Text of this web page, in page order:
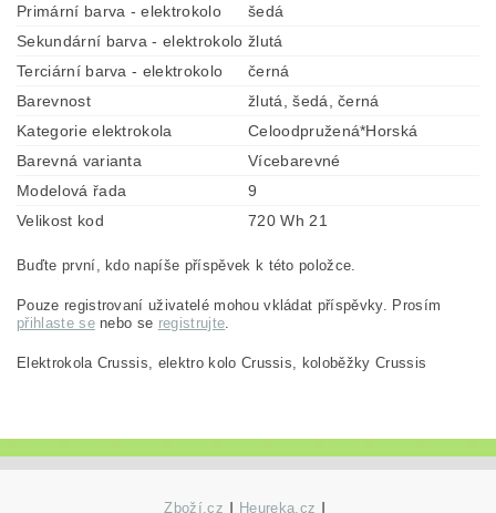
Primární barva - elektrokolo
šedá
Sekundární barva - elektrokolo žlutá
Terciární barva - elektrokolo
černá
Barevnost
žlutá, šedá, černá
Kategorie elektrokola
Celoodpružená*Horská
Barevná varianta
Vícebarevné
Modelová řada
9
Velikost kod
720 Wh 21
Buďte první, kdo napíše příspěvek k této položce.
Pouze registrovaní uživatelé mohou vkládat příspěvky. Prosím
přihlaste senebo se registrujte
Elektrokola Crussis, elektro kolo Crussis, koloběžky Crussis
Zboží.cz Heureka.cz